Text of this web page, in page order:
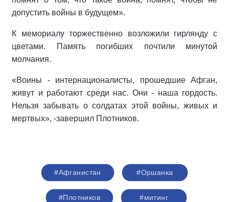
допустить войны в будущем».
К мемориалу торжественно возложили гирлянду с
цветами. Память погибших почтили минутой
молчания.
«Воины - интернационалисты, прошедшие Афган,
живут и работают среди нас. Они - наша гордость.
Нельзя забывать о солдатах этой войны, живых и
мертвых», -завершил Плотников.
#Афганистан #Оршанка
#Плотников #митинг